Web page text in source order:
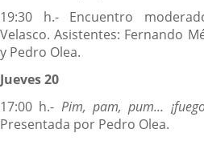
19:30 h.- Encuentro
Velasco. Asistentes: Fernando
y Pedro Olea.
Jueves 20
17:00 h.- Pim, pam, pum...
Presentada por Pedro Olea.